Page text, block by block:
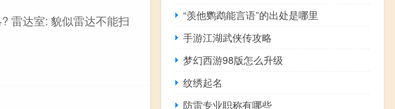
雷达室: 貌似雷达不能扫
“羡他鹦鹉能言语”的出处是哪里
手游江湖武侠传攻略
梦幻西游98版怎么升级
纹绣起名
防雷专业职称有哪些